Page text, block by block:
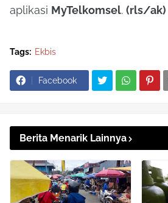
aplikasi MyTelkomsel. (rls/ak)
Tags: Ekbis
Facebook
Berita Menarik Lainnya